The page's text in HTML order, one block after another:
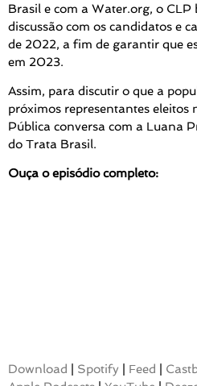
Brasil e com a Water.org, o CLP
discussão com os candidatos e
de 2022, a fim de garantir que
em 2023.
Assim, para discutir o que a
próximos representantes eleitos
Pública conversa com a Luana
do Trata Brasil.
Ouça o episódio completo:
Download | Spotify | Feed |